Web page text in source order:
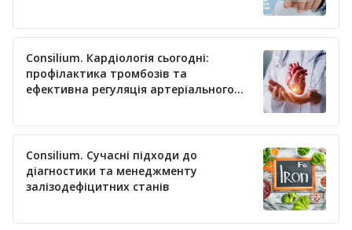
Consilium. Кардіологія сьогодні:
профілактика тромбозів та
ефективна регуляція артеріального
Consilium. Сучасні підходи до
діагностики та менеджменту
залізодефіцитних станів